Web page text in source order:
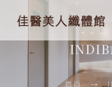
首頁